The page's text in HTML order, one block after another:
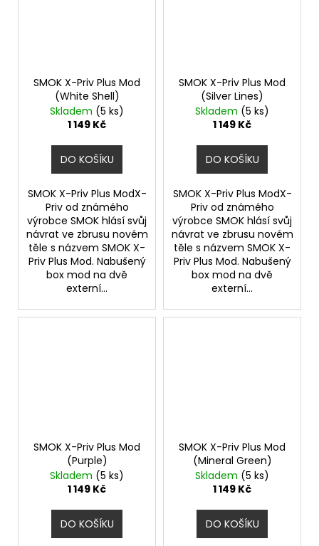
SMOK X-Priv Plus Mod
(White Shell)
Skladem (5 ks)
1 149 Kč
DO KOŠÍKU
SMOK X-Priv Plus ModX-
Priv od známého
výrobce SMOK hlásí svůj
návrat ve zbrusu novém
těle s názvem SMOK X-
Priv Plus Mod. Nabušený
box mod na dvě
externí...
SMOK X-Priv Plus Mod
(Silver Lines)
Skladem (5 ks)
1 149 Kč
DO KOŠÍKU
SMOK X-Priv Plus ModX-
Priv od známého
výrobce SMOK hlásí svůj
návrat ve zbrusu novém
těle s názvem SMOK X-
Priv Plus Mod. Nabušený
box mod na dvě
externí...
SMOK X-Priv Plus Mod
(Purple)
Skladem (5 ks)
1 149 Kč
DO KOŠÍKU
SMOK X-Priv Plus Mod
(Mineral Green)
Skladem (5 ks)
1 149 Kč
DO KOŠÍKU